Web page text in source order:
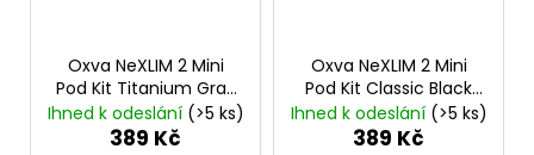
Oxva NeXLIM 2 Mini
Pod Kit Titanium Gray
1500mAh
Ihned k odeslání (>5 ks)
389 Kč
Oxva NeXLIM 2 Mini
Pod Kit Classic Black
1500mAh
Ihned k odeslání (>5 ks)
389 Kč